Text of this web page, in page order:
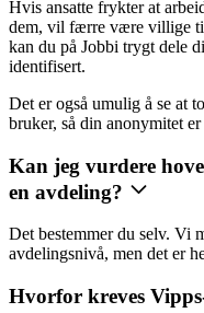
Hvis ansatte frykter at
dem, vil færre være villige
kan du på Jobbi trygt dele
identifisert.
Det er også umulig å se at
bruker, så din anonymitet
Kan jeg vurdere
en avdeling?
Det bestemmer du selv. Vi
avdelingsnivå, men det er
Hvorfor kreves